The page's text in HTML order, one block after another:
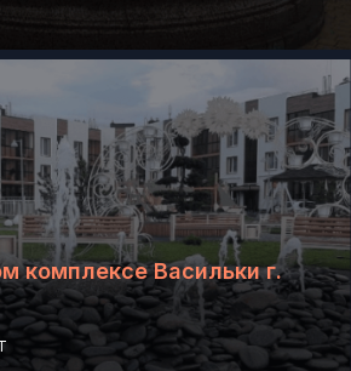
комплексе Васильки г.
664 71 13